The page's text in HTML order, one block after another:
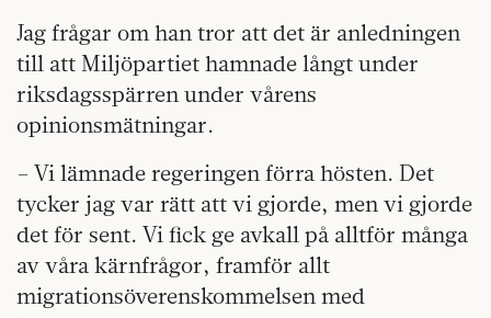
Jag frågar om han tror att det är anledningen
till att Miljöpartiet hamnade långt under
riksdagsspärren under vårens
opinionsmätningar.
– Vi lämnade regeringen förra hösten. Det
tycker jag var rätt att vi gjorde, men vi gjorde
det för sent. Vi fick ge avkall på alltför många
av våra kärnfrågor, framför allt
migrationsöverenskommelsen med